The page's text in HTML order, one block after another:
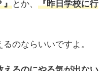
』とか、 『昨日学校に行
のならいいですよ。